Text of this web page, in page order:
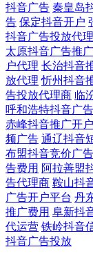
抖音广告 秦皇岛
告 保定抖音开户
抖音广告投放代理
太原抖音广告推
户代理 长治抖音
放代理 忻州抖音
告投放代理商 临
呼和浩特抖音广
赤峰抖音推广开
频广告 通辽抖音
布盟抖音竞价广告
告费用 阿拉善盟
告代理商 鞍山抖
广告开户平台 丹
推广费用 阜新抖
代运营 铁岭抖音
抖音广告投放